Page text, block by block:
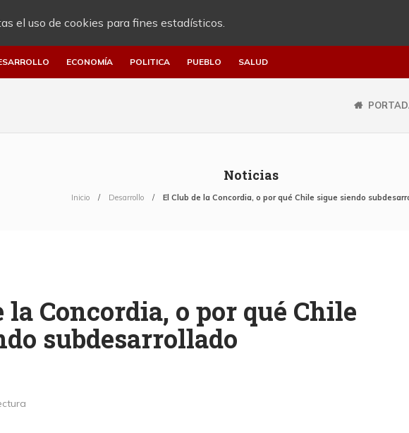
el uso de cookies para fines estadísticos.
ECONOMÍA POLITICA PUEBLO SALUD
Noticias
Inicio Desarrollo El Club de la Concordia, o por qué Chile sigue siendo
la Concordia, o por qué Chile
subdesarrollado